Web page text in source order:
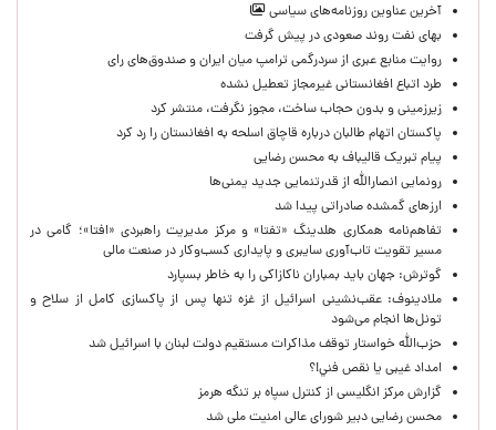
آخرین عناوین روزنامه‌های سیاسی
بهای نفت روند صعودی در پیش گرفت
روایت منابع عبری از سردرگمی ترامپ میان ایران و صندوق‌های رای
طرد اتباع افغانستانی غیرمجاز تعطیل نشده
زیرزمینی و بدون حجاب ساخت، مجوز نگرفت، منتشر کرد
پاکستان اتهام طالبان درباره قاچاق اسلحه به افغانستان را رد کرد
پیام تبریک قالیباف به محسن رضایی
رونمایی انصارالله از قدرتنمایی جدید یمنی‌ها
ارزهای گمشده صادراتی پیدا شد
تفاهم‌نامه همکاری هلدینگ «تفتا» و مرکز مدیریت راهبردی «افتا»؛ گامی در
مسیر تقویت تاب‌آوری سایبری و پایداری کسب‌وکار در صنعت مالی
گوترش: جهان باید بمباران ناکازاکی را به‌ خاطر بسپارد
ملادینوف: عقب‌نشینی اسرائیل از غزه تنها پس از پاکسازی کامل از سلاح و
تونل‌ها انجام می‌شود
حزب‌الله خواستار توقف مذاکرات مستقیم دولت لبنان با اسرائیل شد
امداد غیبی يا نقص فني!؟
گزارش مرکز انگلیسی از کنترل سپاه بر تنگه هرمز
محسن رضایی دبیر شورای عالی امنیت ملی شد